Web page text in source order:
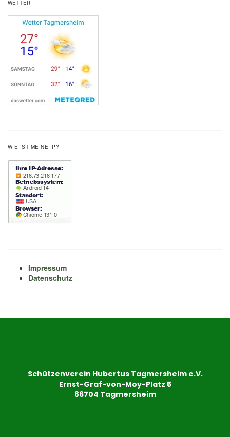
WETTER
WIE IST MEINE IP?
Impressum
Datenschutz
Schützenverein Hubertus Tagmersheim e.V.
Ernst-Graf-von-Moy-Platz 5
86704 Tagmersheim